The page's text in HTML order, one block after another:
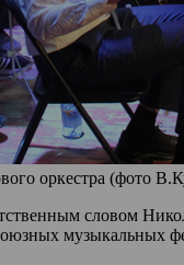
оркестра (фото
словом
музыкальных